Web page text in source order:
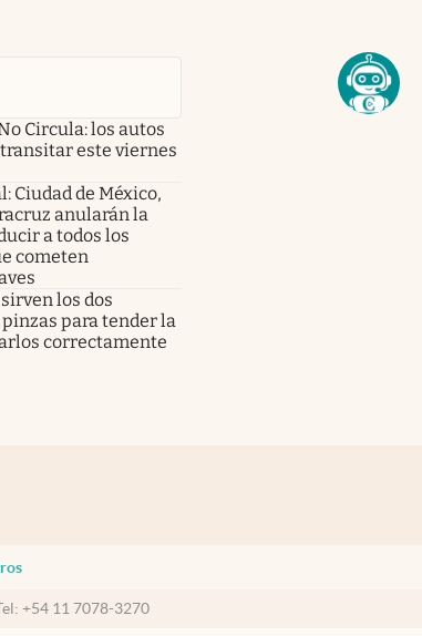
Circula: los autos
este viernes
Ciudad de México,
anularán la
a todos los
cometen
los dos
para tender la
correctamente
+54 11 7078-3270